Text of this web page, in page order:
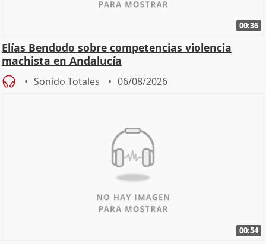
00:36
Elías Bendodo sobre competencias violencia
machista en Andalucía
Sonido Totales 06/08/2026
00:54